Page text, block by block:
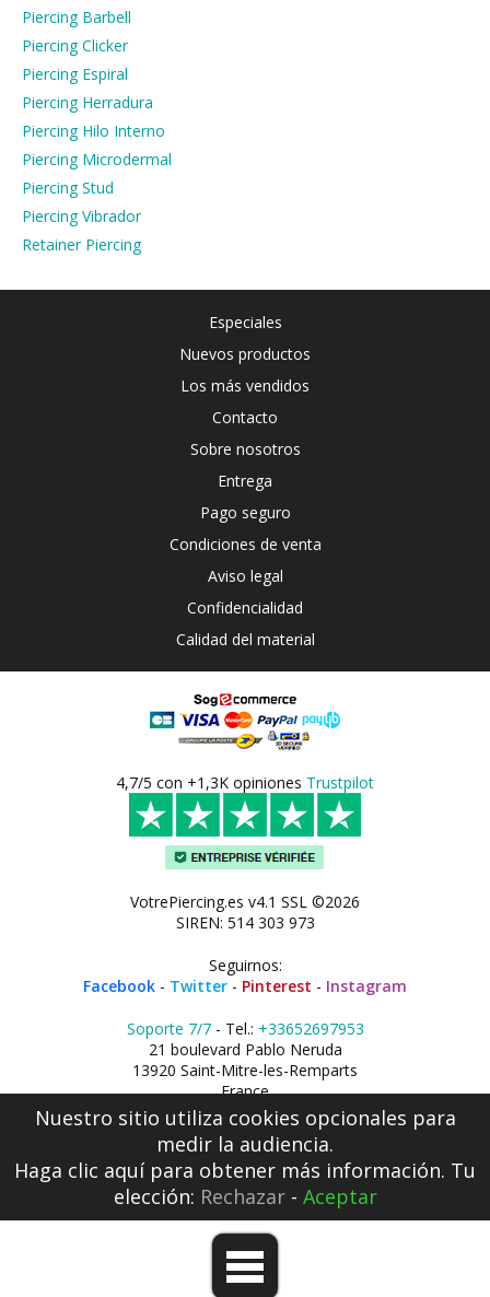
Piercing Barbell
Piercing Clicker
Piercing Espiral
Piercing Herradura
Piercing Hilo Interno
Piercing Microdermal
Piercing Stud
Piercing Vibrador
Retainer Piercing
Especiales
Nuevos productos
Los más vendidos
Contacto
Sobre nosotros
Entrega
Pago seguro
Condiciones de venta
Aviso legal
Confidencialidad
Calidad del material
4,7/5 con +1,3K opiniones Trustpilot
VotrePiercing.es v4.1 SSL ©2026
SIREN: 514 303 973
Seguirnos:
Facebook - Twitter - Pinterest - Instagram
Soporte 7/7- Tel.: +33652697953
21 boulevard Pablo Neruda
13920 Saint-Mitre-les-Remparts
France
Nuestro sitio utiliza cookies opcionales para
medir la audiencia.
Haga clic aquípara obtener más información. Tu
elección: Rechazar- Aceptar